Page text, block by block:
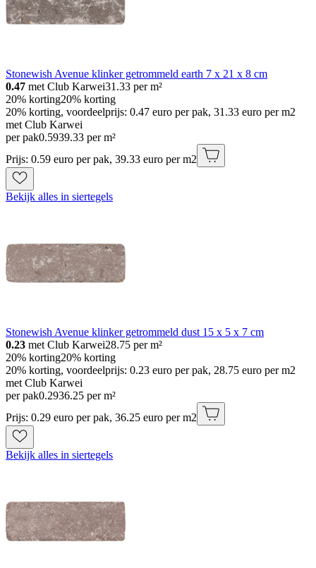
Stonewish Avenue klinker getrommeld earth 7 x 21 x 8 cm
0.47 met Club Karwei31.33 per m²
20% korting20% korting
20% korting, voordeelprijs: 0.47 euro per pak, 31.33 euro per m2
met Club Karwei
per pak0.5939.33 per m²
Prijs: 0.59 euro per pak, 39.33 euro per m2
Bekijk alles in siertegels
Stonewish Avenue klinker getrommeld dust 15 x 5 x 7 cm
0.23 met Club Karwei28.75 per m²
20% korting20% korting
20% korting, voordeelprijs: 0.23 euro per pak, 28.75 euro per m2
met Club Karwei
per pak0.2936.25 per m²
Prijs: 0.29 euro per pak, 36.25 euro per m2
Bekijk alles in siertegels